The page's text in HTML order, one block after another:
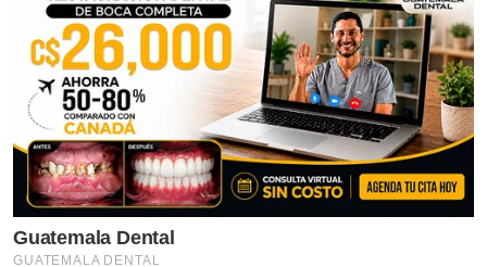
Guatemala Dental
GUATEMALA DENTAL